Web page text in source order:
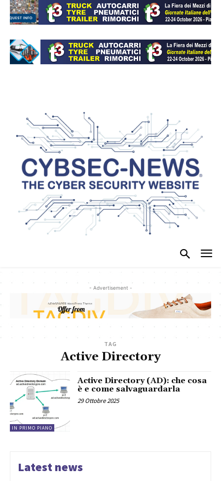
- Advertisement -
TAG
Active Directory
IN PRIMO PIANO
Active Directory (AD): che cosa
è e come salvaguardarla
29 Ottobre 2025
Latest news